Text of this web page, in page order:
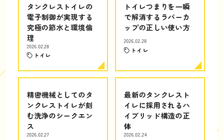
タンクレストイレの
電子制御が実現する
究極の節水と環境倫
理
2026.02.28
トイレ
トイレつまりを一瞬
で解消するラバーカ
ップの正しい使い方
2026.02.28
トイレ
精密機械としてのタ
ンクレストイレが刻
む洗浄のシークエン
ス
2026.02.27
最新のタンクレスト
イレに採用されるハ
イブリッド構造の正
体
2026.02.24